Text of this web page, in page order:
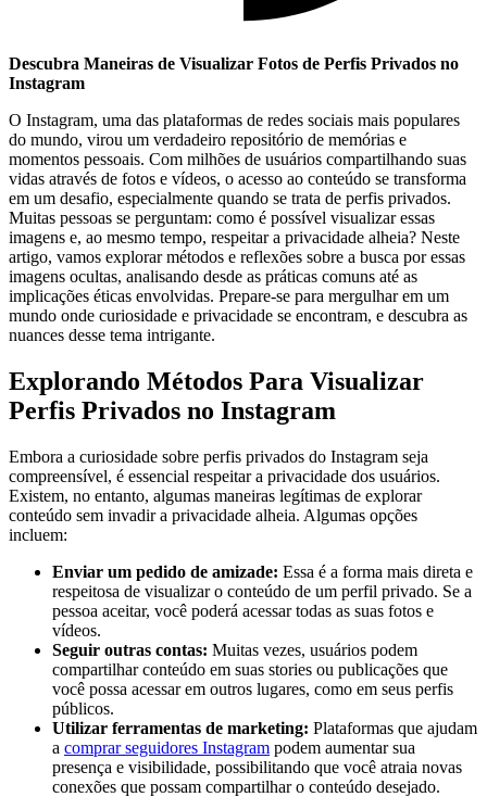
Descubra Maneiras de Visualizar Fotos de Perfis Privados ⁢no
Instagram
O Instagram, uma​ das plataformas ⁣de redes sociais ⁤mais populares
do mundo, virou um verdadeiro repositório de memórias e⁢
momentos pessoais. Com milhões de usuários compartilhando suas
‍vidas através ​de fotos e vídeos, o acesso ao conteúdo⁢ se transforma
em um desafio, especialmente quando se‌ trata de perfis privados.
Muitas pessoas se ⁢perguntam: como⁢ é possível ‌visualizar essas⁤
imagens e, ao ​mesmo tempo, respeitar ​a⁣ privacidade alheia? Neste
artigo, vamos explorar métodos e reflexões ‍sobre a busca ⁣por essas
imagens ocultas, analisando⁢ desde as práticas⁣ comuns até as
implicações éticas envolvidas. Prepare-se para mergulhar ‍em um
mundo ‍onde curiosidade e privacidade se encontram,⁣ e descubra as
nuances desse⁤ tema intrigante.
Explorando⁤ Métodos Para Visualizar
Perfis Privados no ⁢Instagram
Embora a curiosidade sobre perfis⁤ privados​ do Instagram seja​
compreensível,⁢ é essencial respeitar a privacidade dos usuários.
Existem, ‍no entanto, ​algumas maneiras legítimas de explorar
conteúdo sem‌ invadir a privacidade alheia. Algumas opções
incluem:
Enviar um​ pedido de amizade: Essa ‌é a forma mais⁤ direta e
respeitosa de visualizar o⁣ conteúdo de ⁤um perfil privado. Se⁣ a
pessoa aceitar, você poderá acessar todas as suas⁣ fotos e
vídeos.
Seguir outras contas: ⁤Muitas ‍vezes, usuários podem
compartilhar conteúdo em suas stories​ ou publicações que
você possa⁣ acessar em outros lugares, ⁤como em⁤ seus perfis
públicos.
Utilizar ferramentas de marketing: Plataformas que ajudam
a comprar seguidores Instagram podem aumentar sua
presença e visibilidade, possibilitando que você atraia⁤ novas
⁤conexões que possam ‍compartilhar‍ o conteúdo desejado.